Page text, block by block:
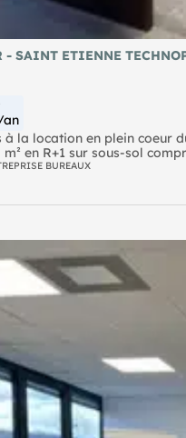
- SAINT ETIENNE
an
la location en plein coeur
en R+1 sur sous-sol
normes PMR - Une
de 90 m² en R+1 sur
PMR - Une partie
Etienne Bouthéon
recharge) Autoroute A 72
BUREAUX